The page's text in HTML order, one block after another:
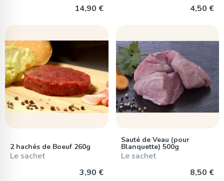
14,90 €
4,50 €
2 hachés de Boeuf 260g
Le sachet
3,90 €
Sauté de Veau (pour
Blanquette) 500g
Le sachet
8,50 €